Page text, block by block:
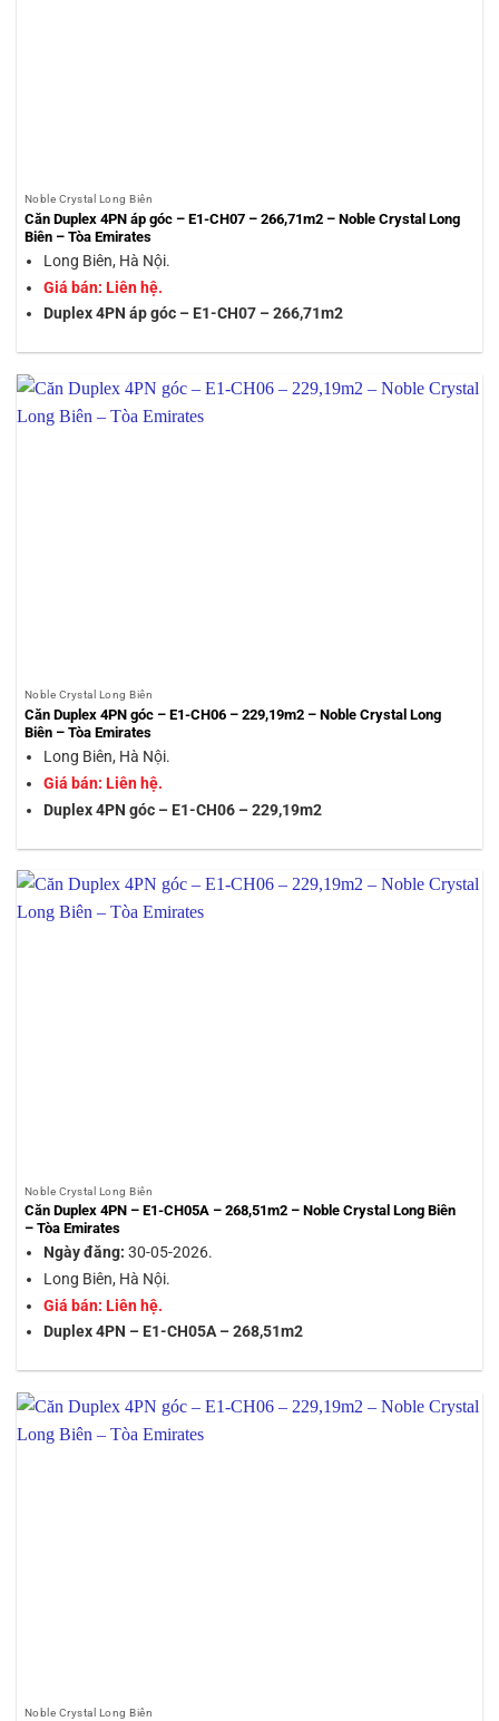
Noble Crystal Long Biên
Căn Duplex 4PN áp góc – E1-CH07 – 266,71m2 – Noble Crystal Long
Biên – Tòa Emirates
Long Biên, Hà Nội.
Giá bán: Liên hệ.
Duplex 4PN áp góc – E1-CH07 – 266,71m2
Noble Crystal Long Biên
Căn Duplex 4PN góc – E1-CH06 – 229,19m2 – Noble Crystal Long
Biên – Tòa Emirates
Long Biên, Hà Nội.
Giá bán: Liên hệ.
Duplex 4PN góc – E1-CH06 – 229,19m2
Noble Crystal Long Biên
Căn Duplex 4PN – E1-CH05A – 268,51m2 – Noble Crystal Long Biên
– Tòa Emirates
Ngày đăng: 30-05-2026.
Long Biên, Hà Nội.
Giá bán: Liên hệ.
Duplex 4PN – E1-CH05A – 268,51m2
Noble Crystal Long Biên